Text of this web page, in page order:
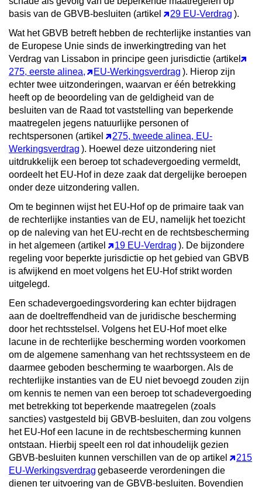
basis van de GBVB-besluiten (artikel
29 EU-Verdrag ).
Wat het GBVB betreft hebben de rechterlijke instanties van
de Europese Unie sinds de inwerkingtreding van het
Verdrag van Lissabon in principe geen jurisdictie (artikel
275, eerste alinea,
EU-Werkingsverdrag ). Hierop zijn
echter twee uitzonderingen, waarvan er één betrekking
heeft op de beoordeling van de geldigheid van de
besluiten van de Raad tot vaststelling van beperkende
maatregelen jegens natuurlijke personen of
rechtspersonen (artikel
275, tweede alinea, EU-
Werkingsverdrag ). Hoewel deze uitzondering niet
uitdrukkelijk een beroep tot schadevergoeding vermeldt,
oordeelt het EU-Hof in deze zaak dat dergelijke beroepen
onder deze uitzondering vallen.
Om te beginnen wijst het EU-Hof op de primaire taak van
de rechterlijke instanties van de EU, namelijk het toezicht
op de naleving van het EU-recht en de rechtsbescherming
in het algemeen (artikel
19 EU-Verdrag ). De bijzondere
regeling voor beperkte jurisdictie op het gebied van GBVB
is afwijkend en moet volgens het EU-Hof strikt worden
uitgelegd.
Een schadevergoedingsvordering kan echter bijdragen
aan de doeltreffendheid van de juridische bescherming
door het rechtsstelsel. Volgens het EU-Hof moet elke
lacune in de rechterlijke bescherming worden voorkomen
om de algemene samenhang van het rechtssysteem en de
daarmee geboden bescherming te waarborgen. Als de
rechterlijke instanties van de EU niet bevoegd zouden zijn
om kennis te nemen van een beroep tot schadevergoeding
met betrekking tot beperkende maatregelen (zoals
sancties) vastgesteld bij GBVB-besluiten, dan zou volgens
het EU-Hof een lacune in de rechtsbescherming kunnen
ontstaan. Hierbij speelt een rol dat inhoudelijk gezien
GBVB-besluiten kunnen verschillen van de op artikel
215
EU-Werkingsverdrag gebaseerde verordeningen die
dienen ter uitvoering van de GBVB-besluiten. Bovendien